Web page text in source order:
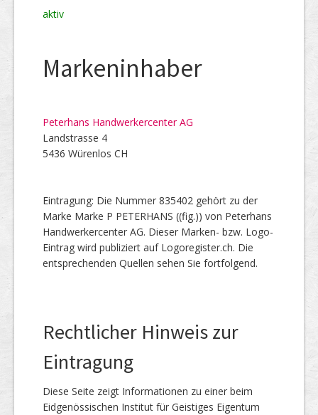
aktiv
Markeninhaber
Peterhans Handwerkercenter AG
Landstrasse 4
5436 Würenlos CH
Eintragung: Die Nummer 835402 gehört zu der
Marke Marke P PETERHANS ((fig.)) von Peterhans
Handwerkercenter AG. Dieser Marken- bzw. Logo-
Eintrag wird publiziert auf Logoregister.ch. Die
entsprechenden Quellen sehen Sie fortfolgend.
Rechtlicher Hinweis zur
Eintragung
Diese Seite zeigt Informationen zu einer beim
Eidgenössischen Institut für Geistiges Eigentum